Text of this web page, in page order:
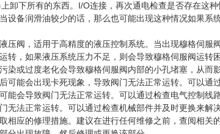
卸下所有的东西。I/O连接，再次通电检查是否存在这
设备润滑油较少的话，那么也可能出现这种情况如果系
压阀，适用于高精度的液压控制系统。当出现穆格伺服
转，如果液压系统压力不足，则会导致穆格伺服阀运转
染或过度老化会导致穆格伺服阀内部的小孔堵塞，从而
可能会出现卡死现象，导致阀门无法正常运转。可以通
能会导致阀门无法正常运转。可以通过检查电气控制线
无法正常运转。可以通过检查机械部件并及时更换来解
相应的修理措施。建议在进行任何维修之前，查阅相关